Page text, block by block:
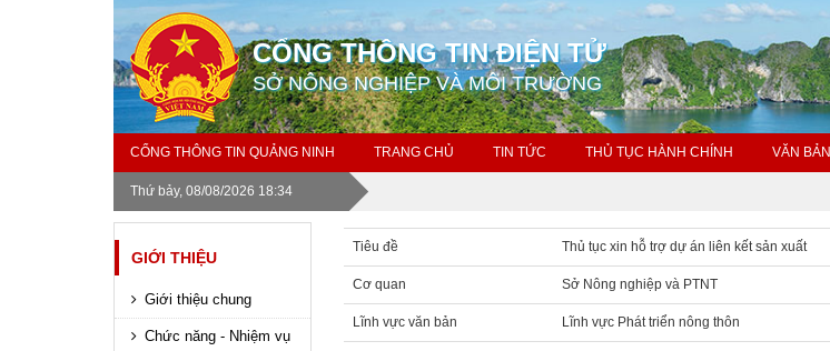
CỔNG THÔNG TIN ĐIỆN TỬ
SỞ NÔNG NGHIỆP VÀ MÔI TRƯỜNG
CỔNG THÔNG TIN QUẢNG NINH TRANG CHỦ TIN TỨC THỦ TỤC HÀNH CHÍNH VĂN BẢN
Thứ bảy, 08/08/2026 18:34
GIỚI THIỆU
Giới thiệu chung
Chức năng - Nhiệm vụ
Tiêu đề Thủ tục xin hỗ trợ dự án liên kết sản xuất
Cơ quan Sở Nông nghiệp và PTNT
Lĩnh vực văn bản Lĩnh vực Phát triển nông thôn